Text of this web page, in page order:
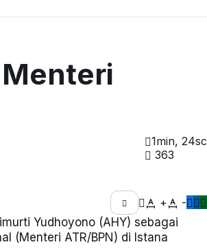
1min, 24sc
363
+
-
Yudhoyono (AHY) sebagai
(Menteri ATR/BPN) di Istana